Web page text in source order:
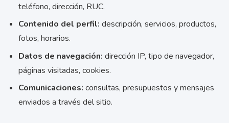
teléfono, dirección, RUC.
Contenido del perfil: descripción, servicios, productos,
fotos, horarios.
Datos de navegación: dirección IP, tipo de navegador,
páginas visitadas, cookies.
Comunicaciones: consultas, presupuestos y mensajes
enviados a través del sitio.